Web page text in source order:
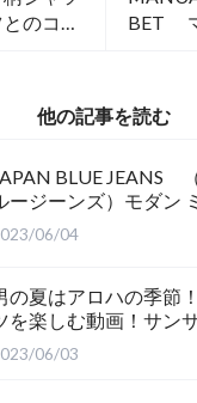
のコー
わせます
BET
ツ
他の記事を読む
BLUE JEANS
ージーンズ）モダン
カーパンツ
06/04
の夏はアロハの季節
を楽しむ動画！サン
06/03